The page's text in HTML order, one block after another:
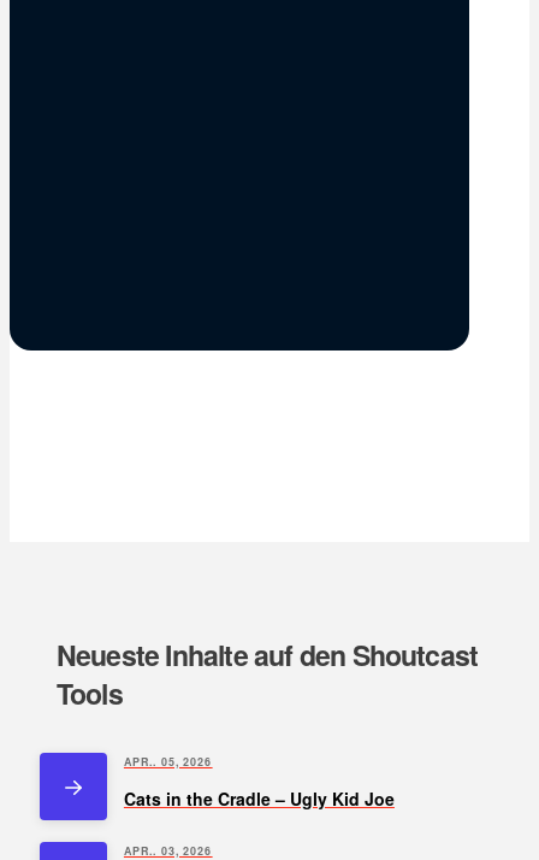
Neueste Inhalte auf den Shoutcast
Tools
APR.. 05, 2026
Cats in the Cradle – Ugly Kid Joe
APR.. 03, 2026